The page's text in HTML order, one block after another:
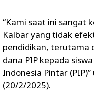
“Kami saat ini sangat
Kalbar yang tidak
pendidikan, terutama
dana PIP kepada
Indonesia Pintar
(20/2/2025).